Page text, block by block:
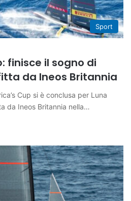
Sport
finisce il sogno di
da Ineos Britannia
Cup si è conclusa per Luna
da Ineos Britannia nella…